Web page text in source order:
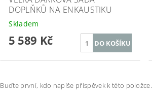
DOPLŇKŮ NA ENKAUSTIKU
Skladem
5 589 Kč
Buďte první, kdo napíše příspěvek k této položce.